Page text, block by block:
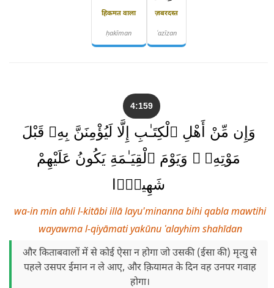
ज़बरदस्त
ʿazīzan
हिकमत वाला
ḥakīman
4:159
وَإِن مِّنْ أَهْلِ ٱلْكِتَـٰبِ إِلَّا لَيُؤْمِنَنَّ بِهِۦ قَبْلَ
مَوْتِهِۦ ۖ وَيَوْمَ ٱلْقِيَـٰمَةِ يَكُونُ عَلَيْهِمْ
شَهِيدًۭا
wa-in min ahli l-kitābi illā layu'minanna bihi qabla mawtihi
wayawma l-qiyāmati yakūnu ʿalayhim shahīdan
और किताबवालों में से कोई ऐसा न होगा जो उसकी (ईसा की) मृत्यु से
पहले उसपर ईमान न ले आए, और क़ियामत के दिन वह उनपर गवाह
होगा।